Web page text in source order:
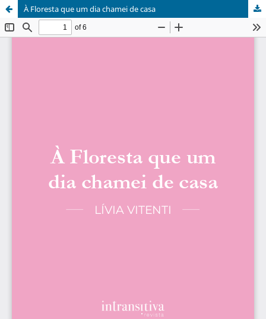
À Floresta que um dia chamei de casa